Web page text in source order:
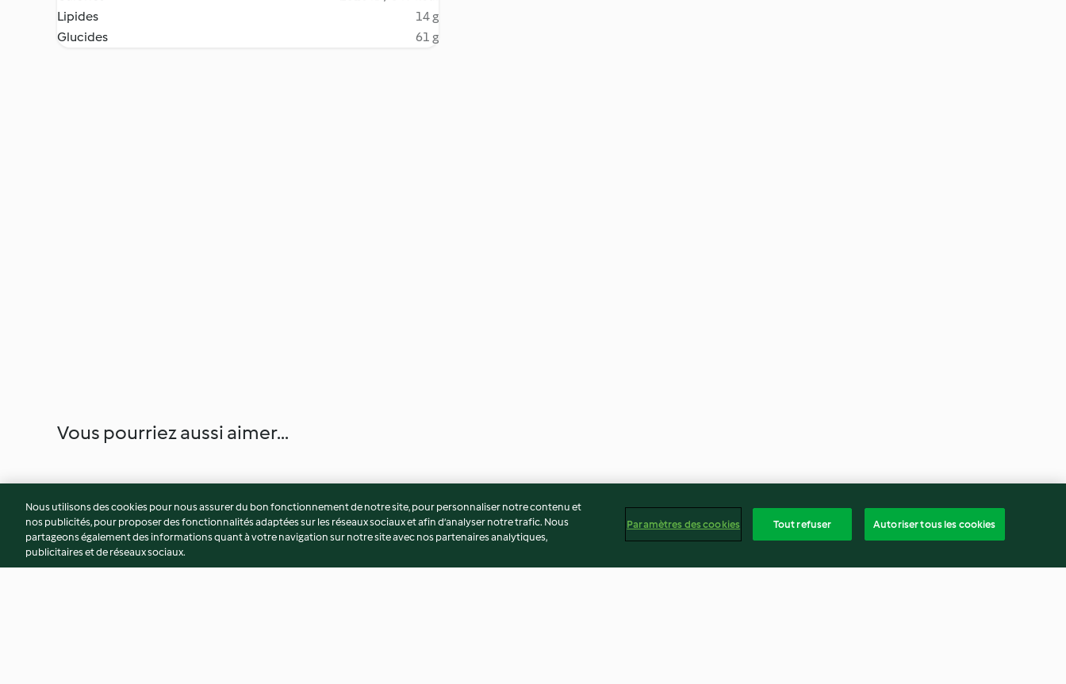
Lipides
14 g
Glucides
61 g
Vous pourriez aussi aimer...
Nous utilisons des cookies pour nous assurer du bon fonctionnement de notre site, pour personnaliser notre contenu et
nos publicités, pour proposer des fonctionnalités adaptées sur les réseaux sociaux et afin d’analyser notre trafic. Nous
partageons également des informations quant à votre navigation sur notre site avec nos partenaires analytiques,
publicitaires et de réseaux sociaux.
Paramètres des cookies Tout refuser Autoriser tous les cookies